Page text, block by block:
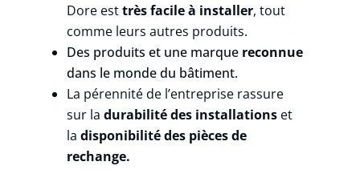
Dore esttrès facile à installer, tout
comme leurs autres produits.
Des produits et une marque reconnue
dans le monde du bâtiment.
La pérennité de l’entreprise rassure
sur ladurabilité des installations et
ladisponibilité des pièces de
rechange.